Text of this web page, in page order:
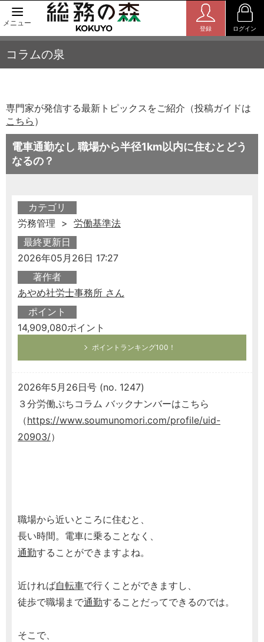
メニュー
登録 ログイン
コラムの泉
専門家が発信する最新トピックスをご紹介（投稿ガイドは
こちら ）
電車通勤なし 職場から半径1km以内に住むとどう
なるの？
カテゴリ
労務管理 > 労働基準法
最終更新日
2026年05月26日 17:27
著作者
あやめ社労士事務所 さん
ポイント
14,909,080ポイント
ポイントランキング100！
2026年5月26日号 (no. 1247)
３分労働ぷちコラム バックナンバーはこちら
（https://www.soumunomori.com/profile/uid-
20903/）
職場から近いところに住むと、
長い時間。電車に乗ることなく、
通勤することができますよね。
近ければ自転車で行くことができますし、
徒歩で職場まで通勤することだってできるのでは。
そこで、